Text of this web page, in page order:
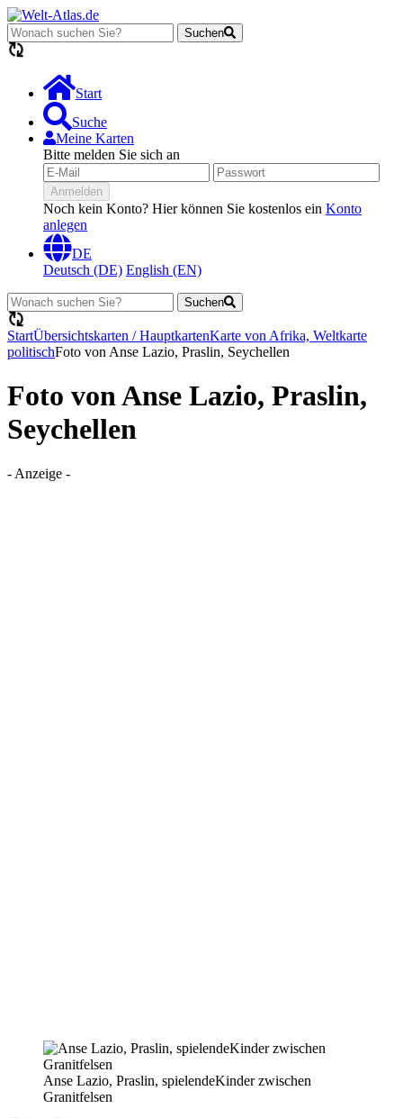
Suchen
Start
Suche
Meine Karten
Bitte melden Sie sich an
Anmelden
Noch kein Konto? Hier können Sie kostenlos ein Konto
anlegen
DE
Deutsch (DE) English (EN)
Suchen
StartÜbersichtskarten / HauptkartenKarte von Afrika, Weltkarte
politischFoto von Anse Lazio, Praslin, Seychellen
Foto von Anse Lazio, Praslin,
Seychellen
- Anzeige -
Anse Lazio, Praslin, spielendeKinder zwischen
Granitfelsen